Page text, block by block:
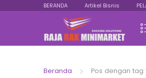
BERANDA Artikel Bisnis
Beranda Pos dengan tag